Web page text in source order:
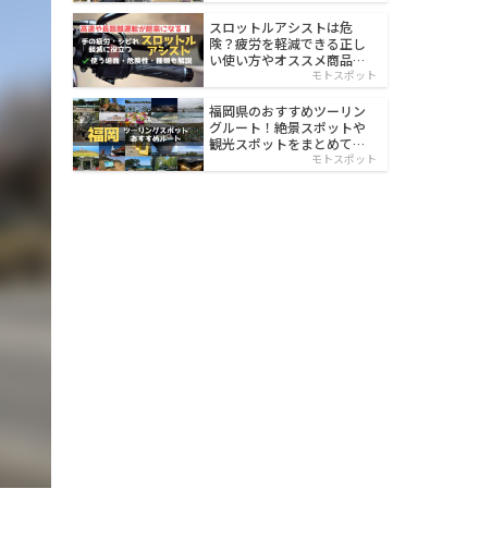
スロットルアシストは危
険？疲労を軽減できる正し
い使い方やオススメ商品を
モトスポット
福岡県のおすすめツーリン
グルート！絶景スポットや
観光スポットをまとめて紹
モトスポット